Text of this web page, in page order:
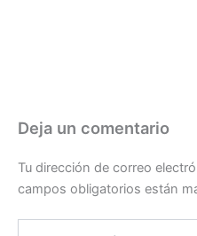
Deja un comentario
Tu dirección de correo
campos obligatorios están